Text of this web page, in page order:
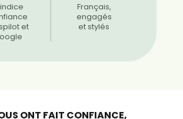
et
Français,
engagés
et stylés
ONT FAIT CONFIANCE,